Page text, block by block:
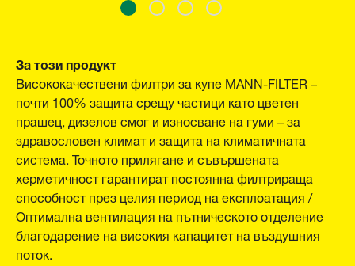
За този продукт
Висококачествени филтри за купе MANN-FILTER –
почти 100% защита срещу частици като цветен
прашец, дизелов смог и износване на гуми – за
здравословен климат и защита на климатичната
система. Точното прилягане и съвършената
херметичност гарантират постоянна филтрираща
способност през целия период на експлоатация /
Оптимална вентилация на пътническото отделение
благодарение на високия капацитет на въздушния
поток.